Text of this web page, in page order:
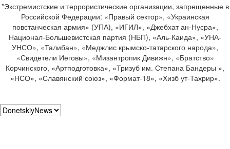
*Экстремистские и террористические организации, запрещенные в
Российской Федерации: «Правый сектор», «Украинская
повстанческая армия» (УПА), «ИГИЛ», «Джебхат ан-Нусра»,
Национал-Большевистская партия (НБП), «Аль-Каида», «УНА-
УНСО», «Талибан», «Меджлис крымско-татарского народа»,
«Свидетели Иеговы», «Мизантропик Дивижн», «Братство»
Корчинского, «Артподготовка», «Тризуб им. Степана Бандеры »,
«НСО», «Славянский союз», «Формат-18», «Хизб ут-Тахрир».